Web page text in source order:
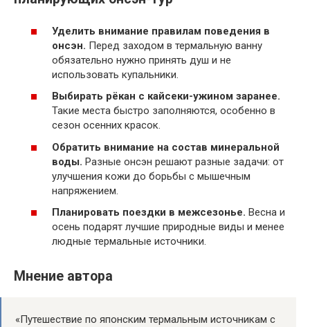
Уделить внимание правилам поведения в
онсэн. Перед заходом в термальную ванну
обязательно нужно принять душ и не
использовать купальники.
Выбирать рёкан с кайсеки-ужином заранее.
Такие места быстро заполняются, особенно в
сезон осенних красок.
Обратить внимание на состав минеральной
воды. Разные онсэн решают разные задачи: от
улучшения кожи до борьбы с мышечным
напряжением.
Планировать поездки в межсезонье. Весна и
осень подарят лучшие природные виды и менее
людные термальные источники.
Мнение автора
«Путешествие по японским термальным источникам с